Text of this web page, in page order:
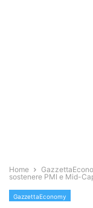
Home
sostenere PMI e Mid-
GazzettaEconomy